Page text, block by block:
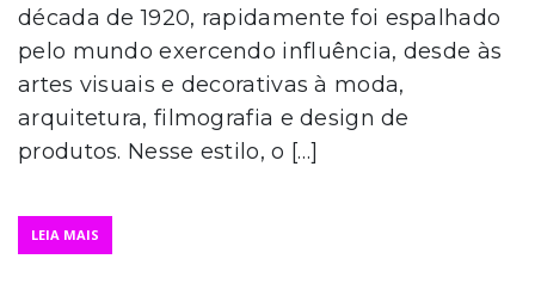
década de 1920, rapidamente foi espalhado
pelo mundo exercendo influência, desde às
artes visuais e decorativas à moda,
arquitetura, filmografia e design de
produtos. Nesse estilo, o […]
LEIA MAIS